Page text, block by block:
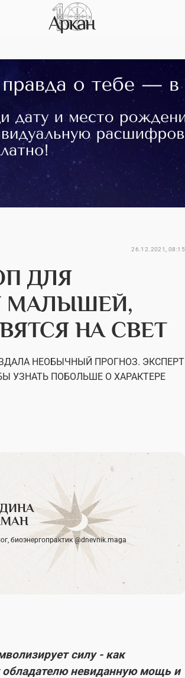
26.12.2021, 08:15
ДЛЯ
МАЛЫШЕЙ,
НА СВЕТ
НЕОБЫЧНЫЙ ПРОГНОЗ. ЭКСПЕРТ
УЗНАТЬ ПОБОЛЬШЕ О ХАРАКТЕРЕ
биоэнергопрактик @dnevnik.maga
силу - как
обладателю невиданную мощь и